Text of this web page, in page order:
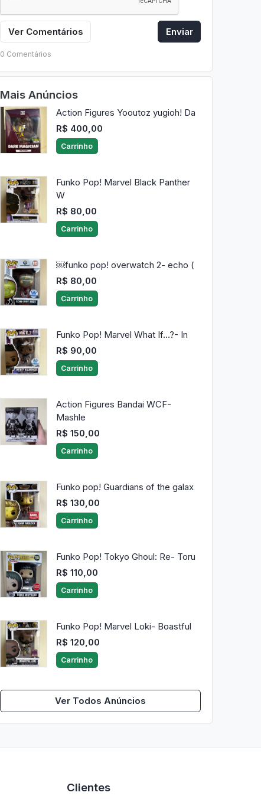
Ver Comentários Enviar
0 Comentários
Mais Anúncios
Action Figures Yooutoz yugioh! Da
R$ 400,00
Carrinho
Funko Pop! Marvel Black Panther
W
R$ 80,00
Carrinho
￼funko pop! overwatch 2- echo (
R$ 80,00
Carrinho
Funko Pop! Marvel What If…?- In
R$ 90,00
Carrinho
Action Figures Bandai WCF-
Mashle
R$ 150,00
Carrinho
Funko pop! Guardians of the galax
R$ 130,00
Carrinho
Funko Pop! Tokyo Ghoul: Re- Toru
R$ 110,00
Carrinho
Funko Pop! Marvel Loki- Boastful
R$ 120,00
Carrinho
Ver Todos Anúncios
Clientes